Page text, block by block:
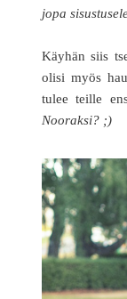
jopa
Käyhän siis
olisi myös
tulee teille
Nooraksi? ;)